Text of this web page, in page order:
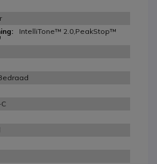
IntelliTone™ 2.0,PeakStop™